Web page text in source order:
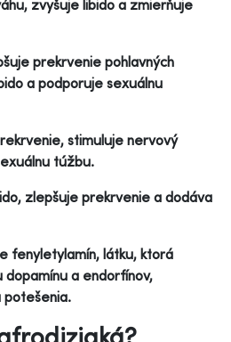
zvyšuje libido a zmierňuje
prekrvenie pohlavných
a podporuje sexuálnu
stimuluje nervový
túžbu.
zlepšuje prekrvenie a dodáva
fenyletylamín, látku, ktorá
dopamínu a endorfínov,
potešenia.